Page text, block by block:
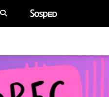
Etsi